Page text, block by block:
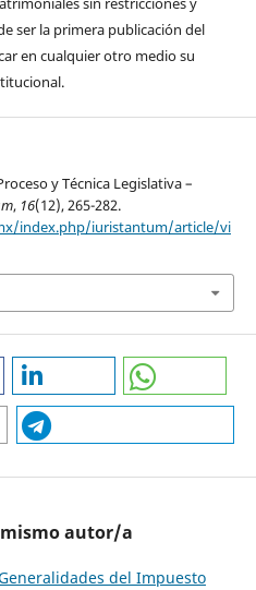
ser la primera publicación del
en cualquier otro medio su
y Técnica Legislativa –
, 16(12), 265-282.
index.php/iuristantum/article/vi
autor/a
del Impuesto